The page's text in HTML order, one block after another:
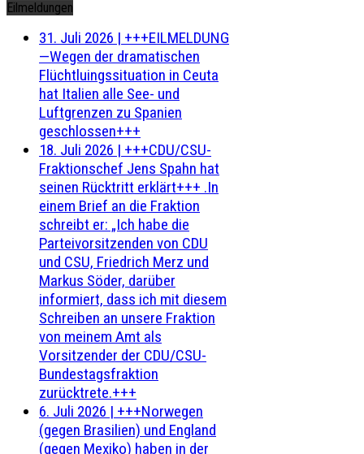
Eilmeldungen
31. Juli 2026 | +++EILMELDUNG
—Wegen der dramatischen
Flüchtluingssituation in Ceuta
hat Italien alle See- und
Luftgrenzen zu Spanien
geschlossen+++
18. Juli 2026 | +++CDU/CSU-
Fraktionschef Jens Spahn hat
seinen Rücktritt erklärt+++ .In
einem Brief an die Fraktion
schreibt er: „Ich habe die
Parteivorsitzenden von CDU
und CSU, Friedrich Merz und
Markus Söder, darüber
informiert, dass ich mit diesem
Schreiben an unsere Fraktion
von meinem Amt als
Vorsitzender der CDU/CSU-
Bundestagsfraktion
zurücktrete.+++
6. Juli 2026 | +++Norwegen
(gegen Brasilien) und England
(gegen Mexiko) haben in der